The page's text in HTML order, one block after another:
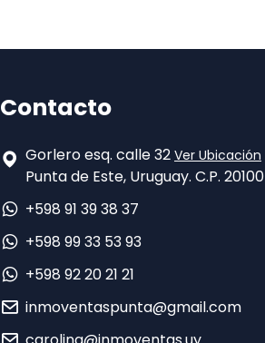
Contacto
Gorlero esq. calle 32 Ver Ubicación
Punta de Este, Uruguay. C.P. 20100
+598 91 39 38 37
+598 99 33 53 93
+598 92 20 21 21
inmoventaspunta@gmail.com